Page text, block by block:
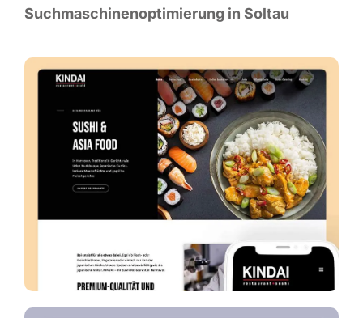
Such­ma­schi­nen­op­ti­mie­rung in Soltau